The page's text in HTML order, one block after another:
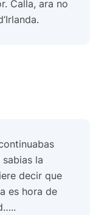
Calla, ara no
la
decir que
es hora de